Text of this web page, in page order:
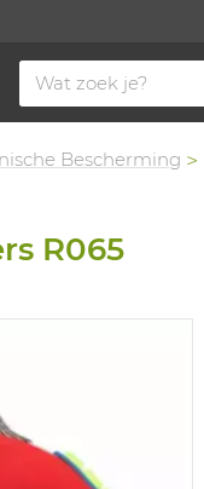
Bescherming
R065